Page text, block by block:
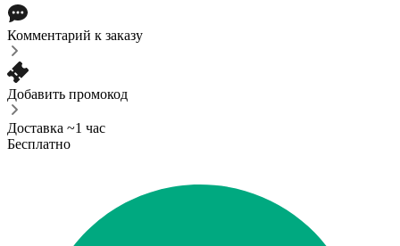
Комментарий к заказу
Добавить промокод
Доставка ~1 час
Бесплатно